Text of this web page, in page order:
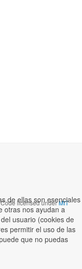
Code licensed underMIT
de ellas son esenciales
otras nos ayudan a
usuario (cookies de
permitir el uso de las
que no puedas